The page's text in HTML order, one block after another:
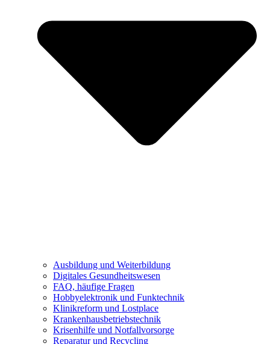
Ausbildung und Weiterbildung
Digitales Gesundheitswesen
FAQ, häufige Fragen
Hobbyelektronik und Funktechnik
Klinikreform und Lostplace
Krankenhausbetriebstechnik
Krisenhilfe und Notfallvorsorge
Reparatur und Recycling